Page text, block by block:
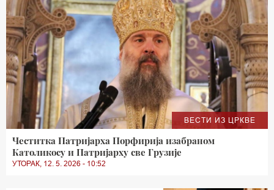
ВЕСТИ ИЗ ЦРКВЕ
Честитка Патријарха Порфирија изабраном
Католикосу и Патријарху све Грузије
УТОРАК, 12. 5. 2026 - 10:52